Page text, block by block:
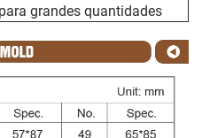
grandes quantidades